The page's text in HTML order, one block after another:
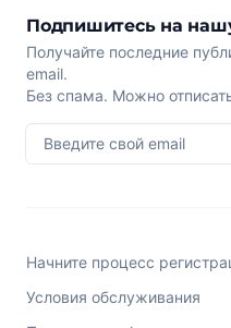
Подпишитесь на
Получайте последние
email.
Без спама. Можно
Введите свой email
Начните процесс
Условия обслуживания